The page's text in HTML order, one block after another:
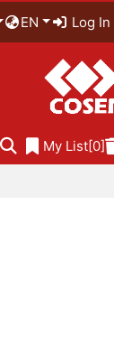
EN Log In
My List[0]